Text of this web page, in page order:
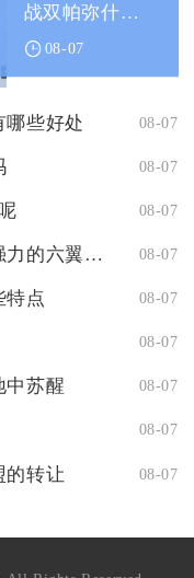
战双帕弥什装
备 08-07
哪些好处 08-07
08-07
08-07
斗罗大陆如何在斗罗手游获得强力的六翼天使 08-07
特点 08-07
08-07
中苏醒 08-07
08-07
的转让 08-07